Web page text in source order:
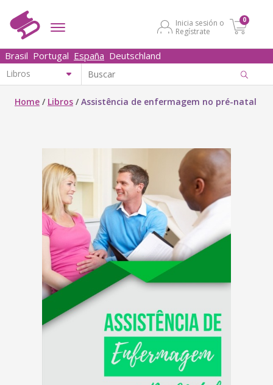
Inicia sesión o
Regístrate
0
Brasil Portugal España Deutschland
Home / Libros /Assistência de enfermagem no pré-natal